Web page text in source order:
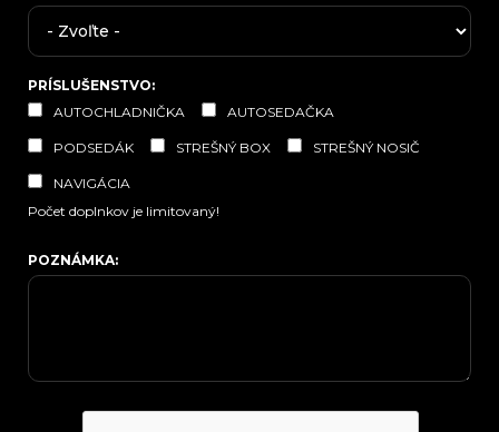
PRÍSLUŠENSTVO:
AUTOCHLADNIČKA
AUTOSEDAČKA
PODSEDÁK STREŠNÝ BOX STREŠNÝ NOSIČ
NAVIGÁCIA
Počet doplnkov je limitovaný!
POZNÁMKA: